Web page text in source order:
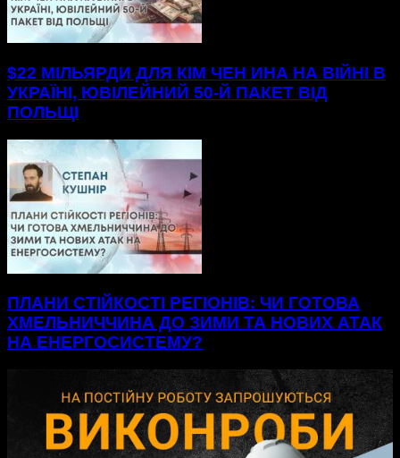
$22 МІЛЬЯРДИ ДЛЯ КІМ ЧЕН ИНА НА ВІЙНІ В
УКРАЇНІ, ЮВІЛЕЙНИЙ 50-Й ПАКЕТ ВІД
ПОЛЬЩІ
ПЛАНИ СТІЙКОСТІ РЕГІОНІВ: ЧИ ГОТОВА
ХМЕЛЬНИЧЧИНА ДО ЗИМИ ТА НОВИХ АТАК
НА ЕНЕРГОСИСТЕМУ?